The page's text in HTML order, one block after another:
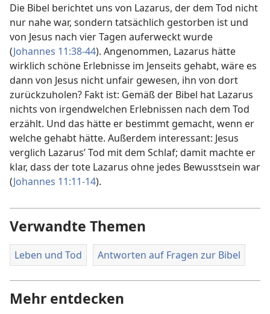
Die Bibel berichtet uns von Lazarus, der dem Tod nicht
nur nahe war, sondern tatsächlich gestorben ist und
von Jesus nach vier Tagen auferweckt wurde
(Johannes 11:38-44). Angenommen, Lazarus hätte
wirklich schöne Erlebnisse im Jenseits gehabt, wäre es
dann von Jesus nicht unfair gewesen, ihn von dort
zurückzuholen? Fakt ist: Gemäß der Bibel hat Lazarus
nichts von irgendwelchen Erlebnissen nach dem Tod
erzählt. Und das hätte er bestimmt gemacht, wenn er
welche gehabt hätte. Außerdem interessant: Jesus
verglich Lazarus’ Tod mit dem Schlaf; damit machte er
klar, dass der tote Lazarus ohne jedes Bewusstsein war
(Johannes 11:11-14).
Verwandte Themen
Leben und Tod Antworten auf Fragen zur Bibel
Mehr entdecken